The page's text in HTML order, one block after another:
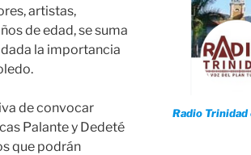
artistas,
de edad, se suma
la importancia
de convocar
Palante y Dedeté
que podrán
Radio